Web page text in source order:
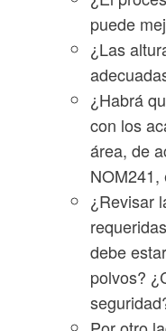
puede
¿Las
¿Habrá
con los
área, de
NOM241,
¿Revisar
debe
polvos?